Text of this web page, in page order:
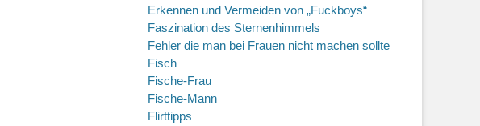
Erkennen und Vermeiden von „Fuckboys“
Faszination des Sternenhimmels
Fehler die man bei Frauen nicht machen sollte
Fisch
Fische-Frau
Fische-Mann
Flirttipps